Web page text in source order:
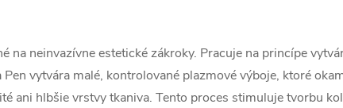
na neinvazívne estetické zákroky. Pracuje na princípe
vytvára malé, kontrolované plazmové výboje, ktoré
ani hlbšie vrstvy tkaniva. Tento proces stimuluje tvorbu